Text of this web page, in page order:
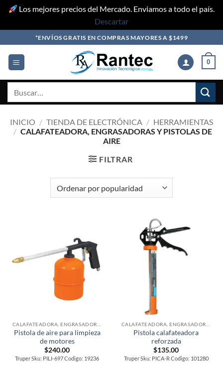
Los mejores precios del Mercado. Enviamos a todo el país.
Descartar
to
content
*ENVÍOS GRATIS EN COMPRAS MAYORES A $1499
0
INICIO / TIENDA DE ELECTRÓNICA / HERRAMIENTAS
/ CALAFATEADORA, ENGRASADORAS Y PISTOLAS DE
AIRE
FILTRAR
Pistola de aire para limpieza
de motores
$240.00
Truper Sku: PILI-697 Codigo: 19236
Pistola calafateadora
reforzada
$135.00
Truper Sku: PICA-R Codigo: 101280